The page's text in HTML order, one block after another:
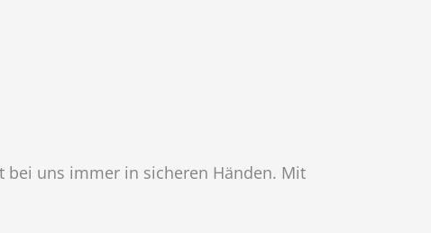
bei uns immer in sicheren Händen. Mit